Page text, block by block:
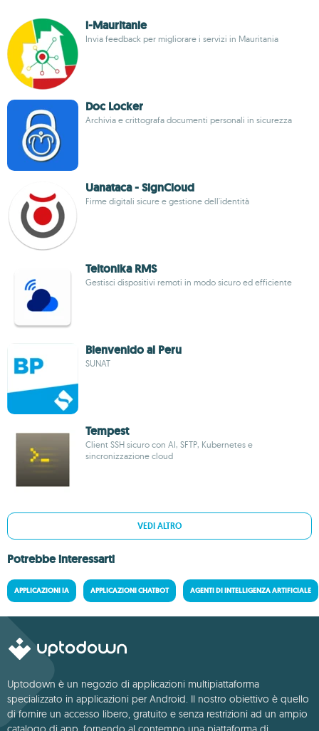
i-Mauritanie
Invia feedback per migliorare i servizi in Mauritania
Doc Locker
Archivia e crittografa documenti personali in sicurezza
Uanataca - SignCloud
Firme digitali sicure e gestione dell'identità
Teltonika RMS
Gestisci dispositivi remoti in modo sicuro ed efficiente
Bienvenido al Peru
SUNAT
Tempest
Client SSH sicuro con AI, SFTP, Kubernetes e
sincronizzazione cloud
VEDI ALTRO
Potrebbe interessarti
APPLICAZIONI IA APPLICAZIONI CHATBOT AGENTI DI INTELLIGENZA ARTIFICIALE
Uptodown è un negozio di applicazioni multipiattaforma
specializzato in applicazioni per Android. Il nostro obiettivo è quello
di fornire un accesso libero, gratuito e senza restrizioni ad un ampio